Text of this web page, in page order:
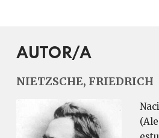
AUTOR/A
NIETZSCHE, FRIEDRICH